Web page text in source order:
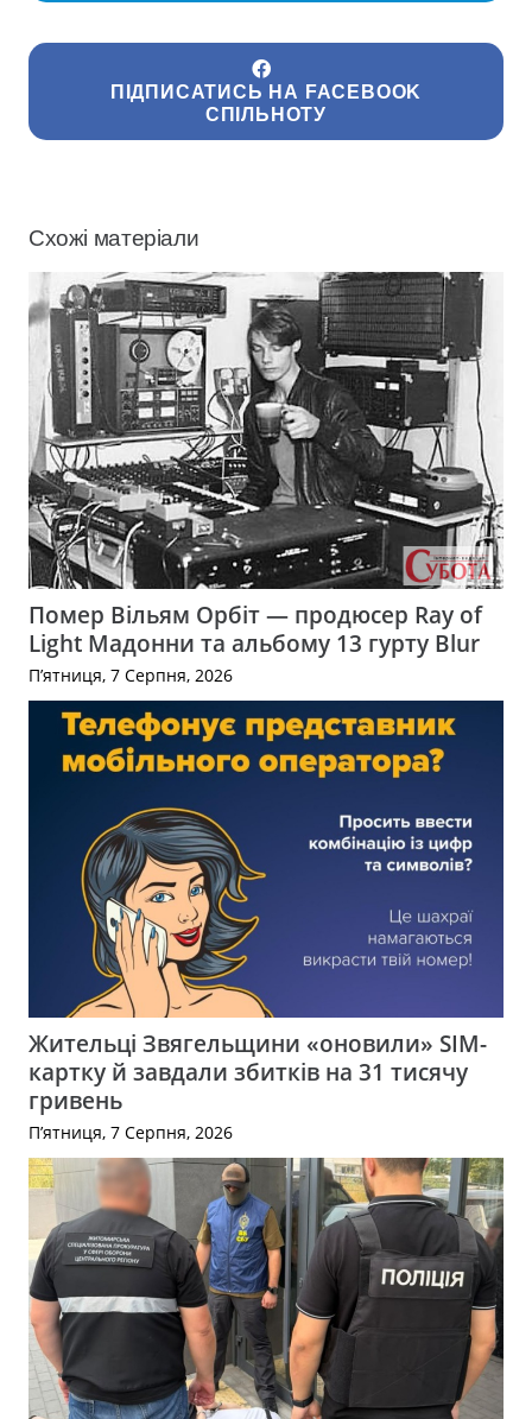
ПІДПИСАТИСЬ НА FACEBOOK
СПІЛЬНОТУ
Схожі матеріали
Помер Вільям Орбіт — продюсер Ray of
Light Мадонни та альбому 13 гурту Blur
П’ятниця, 7 Серпня, 2026
Жительці Звягельщини «оновили» SIM-
картку й завдали збитків на 31 тисячу
гривень
П’ятниця, 7 Серпня, 2026